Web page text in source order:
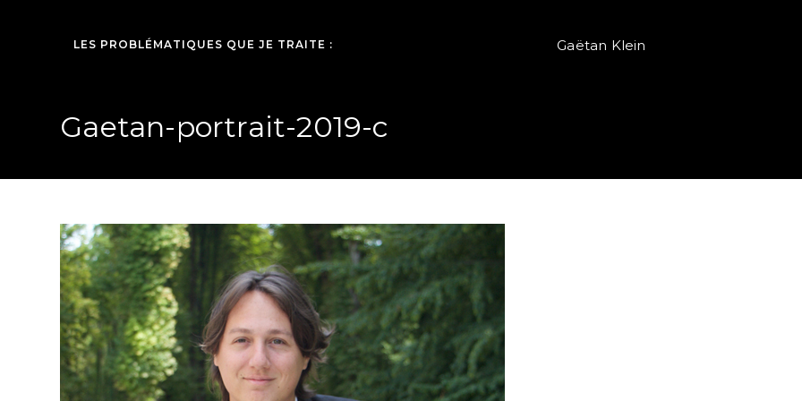
LES PROBLÉMATIQUES QUE JE TRAITE : Gaëtan Klein
Gaetan-portrait-2019-c